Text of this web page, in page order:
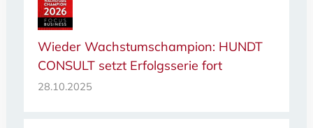
Wieder Wachstumschampion: HUNDT
CONSULT setzt Erfolgsserie fort
28.10.2025